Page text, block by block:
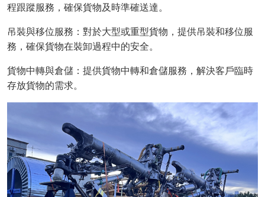
程跟蹤服務，確保貨物及時準確送達。
吊裝與移位服務：對於大型或重型貨物，提供吊裝和移位服
務，確保貨物在裝卸過程中的安全。
貨物中轉與倉儲：提供貨物中轉和倉儲服務，解決客戶臨時
存放貨物的需求。